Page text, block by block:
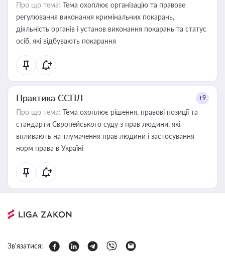
Про що тема: Тема охоплює організацію та правове
регулювання виконання кримінальних покарань,
діяльність органів і установ виконання покарань та статус
осіб, які відбувають покарання
Практика ЄСПЛ +9
Про що тема: Тема охоплює рішення, правові позиції та
стандарти Європейського суду з прав людини, які
впливають на тлумачення прав людини і застосування
норм права в Україні
Зв'язатися: